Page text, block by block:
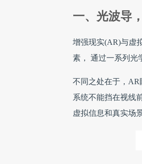
一、光波导
增强现实(AR)与虚
素， 通过一系列光
不同之处在于，AR
系统不能挡在视线
虚拟信息和真实场